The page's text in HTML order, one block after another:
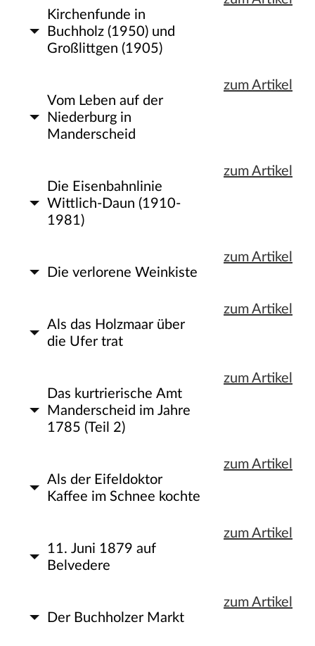
Kirchenfunde in
Buchholz (1950) und
Großlittgen (1905)
Vom Leben auf der
Niederburg in
Manderscheid
zum Artikel
Die Eisenbahnlinie
Wittlich-Daun (1910-
1981)
zum Artikel
Die verlorene Weinkiste
zum Artikel
Als das Holzmaar über
die Ufer trat
zum Artikel
Das kurtrierische Amt
Manderscheid im Jahre
1785 (Teil 2)
zum Artikel
Als der Eifeldoktor
Kaffee im Schnee kochte
zum Artikel
11. Juni 1879 auf
Belvedere
zum Artikel
Der Buchholzer Markt
zum Artikel